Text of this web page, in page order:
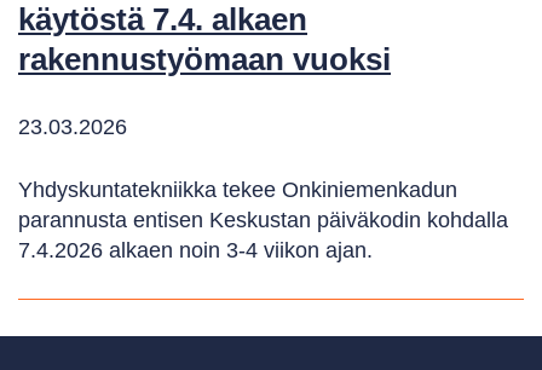
käytöstä 7.4. alkaen
rakennustyömaan vuoksi
23.03.2026
Yhdyskuntatekniikka tekee Onkiniemenkadun
parannusta entisen Keskustan päiväkodin kohdalla
7.4.2026 alkaen noin 3-4 viikon ajan.